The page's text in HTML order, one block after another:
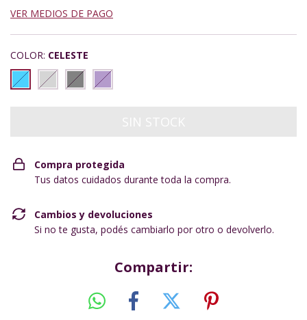
VER MEDIOS DE PAGO
COLOR: CELESTE
Compra protegida
Tus datos cuidados durante toda la compra.
Cambios y devoluciones
Si no te gusta, podés cambiarlo por otro o devolverlo.
Compartir: